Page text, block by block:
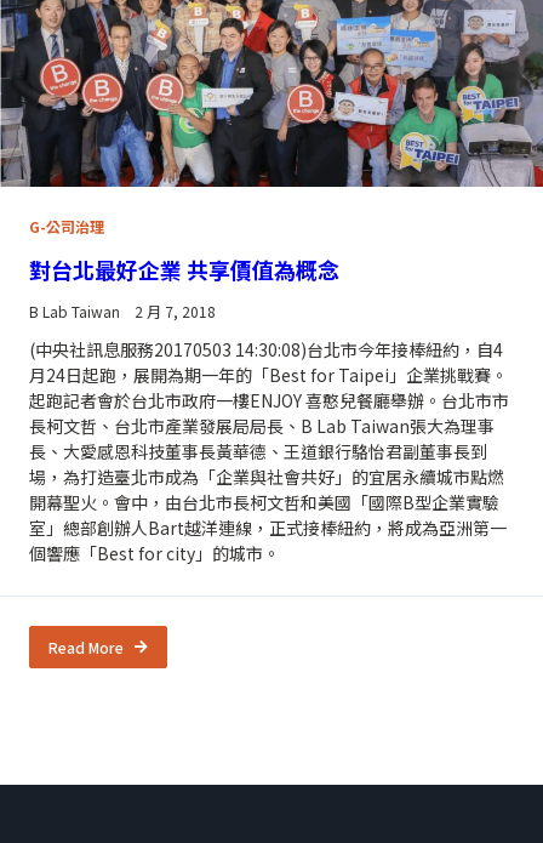
G-公司治理
對台北最好企業 共享價值為概念
B Lab Taiwan 2 月 7, 2018
(中央社訊息服務20170503 14:30:08)台北市今年接棒紐約，自4
月24日起跑，展開為期一年的「Best for Taipei」企業挑戰賽。
起跑記者會於台北市政府一樓ENJOY 喜憨兒餐廳舉辦。台北市市
長柯文哲、台北市產業發展局局長、B Lab Taiwan張大為理事
長、大愛感恩科技董事長黃華德、王道銀行駱怡君副董事長到
場，為打造臺北市成為「企業與社會共好」的宜居永續城市點燃
開幕聖火。會中，由台北市長柯文哲和美國「國際B型企業實驗
室」總部創辦人Bart越洋連線，正式接棒紐約，將成為亞洲第一
個響應「Best for city」的城市。
Read More